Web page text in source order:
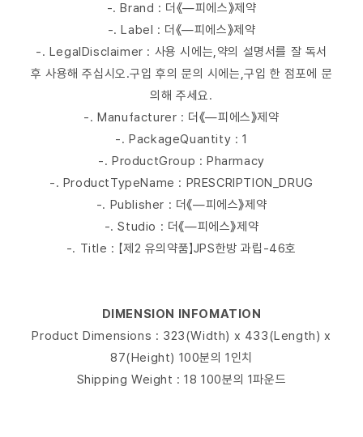
-. Brand : 더《―피에스》제약
-. Label : 더《―피에스》제약
-. LegalDisclaimer : 사용 시에는,약의 설명서를 잘 독서
후 사용해 주십시오.구입 후의 문의 시에는,구입 한 점포에 문
의해 주세요.
-. Manufacturer : 더《―피에스》제약
-. PackageQuantity : 1
-. ProductGroup : Pharmacy
-. ProductTypeName : PRESCRIPTION_DRUG
-. Publisher : 더《―피에스》제약
-. Studio : 더《―피에스》제약
-. Title : 【제2 유의약품】JPS한방 과립-46호
DIMENSION INFOMATION
Product Dimensions : 323(Width) x 433(Length) x
87(Height) 100분의 1인치
Shipping Weight : 18 100분의 1파운드